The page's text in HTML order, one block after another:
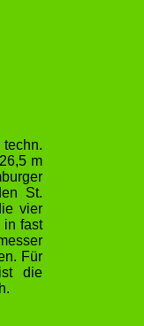
m
St.
vier
in fast
Für
die